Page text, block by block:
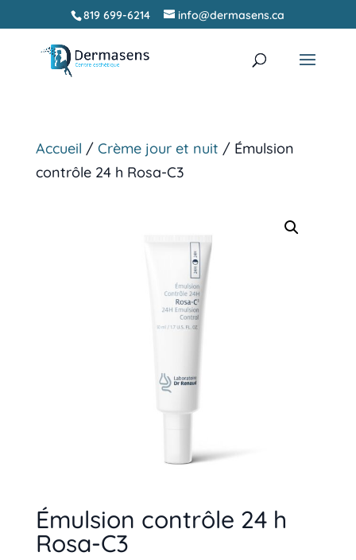
819 699-6214 info@dermasens.ca
Accueil / Crème jour et nuit / Émulsion
contrôle 24 h Rosa-C3
Émulsion contrôle 24 h
Rosa-C3